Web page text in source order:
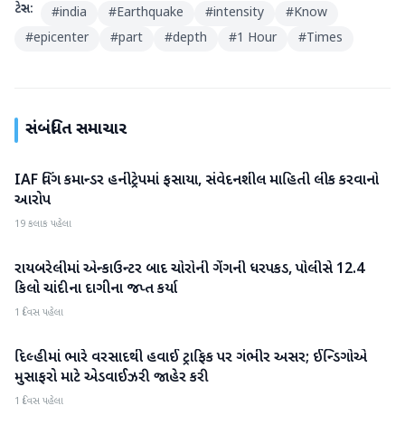
ટેગ્સ: #india #Earthquake #intensity #Know
#epicenter #part #depth #1 Hour #Times
સંબંધિત સમાચાર
રાષ્ટ્રીય
IAF વિંગ કમાન્ડર હનીટ્રેપમાં ફસાયા, સંવેદનશીલ માહિતી લીક કરવાનો
આરોપ
19 કલાક પહેલા
રાષ્ટ્રીય
રાયબરેલીમાં એન્કાઉન્ટર બાદ ચોરોની ગેંગની ધરપકડ, પોલીસે 12.4
કિલો ચાંદીના દાગીના જપ્ત કર્યા
1 દિવસ પહેલા
રાષ્ટ્રીય
દિલ્હીમાં ભારે વરસાદથી હવાઈ ટ્રાફિક પર ગંભીર અસર; ઈન્ડિગોએ
મુસાફરો માટે એડવાઈઝરી જાહેર કરી
1 દિવસ પહેલા